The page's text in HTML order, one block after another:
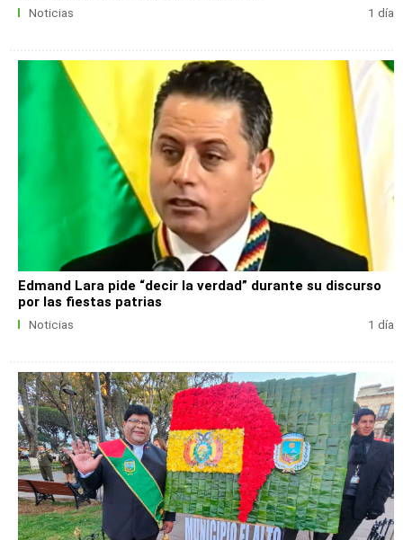
Noticias 1 día
Edmand Lara pide “decir la verdad” durante su discurso
por las fiestas patrias
Noticias 1 día